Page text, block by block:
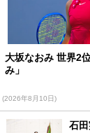
大坂なおみ 世界2
み」
(2026年8月10日)
石